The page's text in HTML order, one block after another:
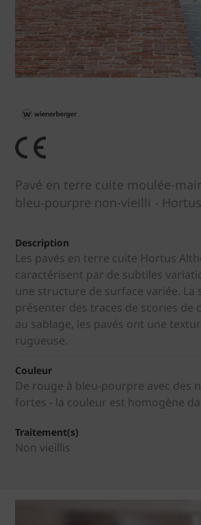
Pavé en terre cuite moulée-
bleu-pourpre non-vieilli -
Description
Les pavés en terre cuite Hortus
caractérisent par de subtiles
une structure de surface variée. La
présenter des traces de scories de
au sablage, les pavés ont une
rugueuse.
Couleur
De rouge à bleu-pourpre avec des
fortes - la couleur est homogène
Traitement(s)
Non vieillis